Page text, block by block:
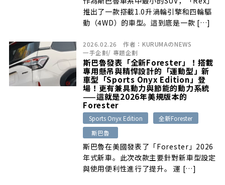
推出了一款搭載1.0升渦輪引擎和四輪驅
動（4WD）的車型。這到底是一款 […]
2026.02.26 作者： KURUMAのNEWS
一手企劃/ 專題企劃
斯巴魯發表「全新Forester」！搭載
專用懸吊與精悍設計的「運動型」新
車型「Sports Onyx Edition」登
場！更有兼具動力與節能的動力系統
——這就是2026年美規版本的
Forester
Sports Onyx Edition
全新Forester
斯巴魯
斯巴魯在美國發表了「Forester」2026
年式新車。此次改款主要針對新車型設定
與使用便利性進行了提升。 運 […]